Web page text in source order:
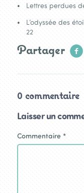
Lettres perdues
L’odyssée des
22
Partager
0 commentaire
Laisser un
Commentaire *